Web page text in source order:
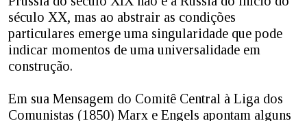
século XX, mas ao abstrair as condições
particulares emerge uma singularidade que pode
indicar momentos de uma universalidade em
construção.
Em sua Mensagem do Comitê Central à Liga dos
Comunistas (1850) Marx e Engels apontam alguns